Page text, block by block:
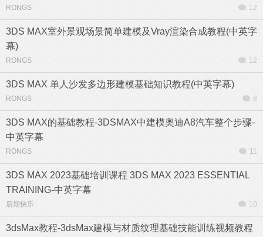
RONGS 12
3DS MAX室外景观场景简单建模及Vray渲染合成教程(中英字
幕)
RONGS 12
3DS MAX 单人沙发多边形建模基础知识教程(中英字幕)
RONGS 8
3DS MAX的基础教程-3DSMAX中建模奥迪A8汽车整个步骤-
中英字幕
RONGS 11
3DS MAX 2023基础培训课程 3DS MAX 2023 ESSENTIAL
TRAINING-中英字幕
后期快乐 10
3dsMax教程-3dsMax建模与材质纹理基础技能训练视频教程